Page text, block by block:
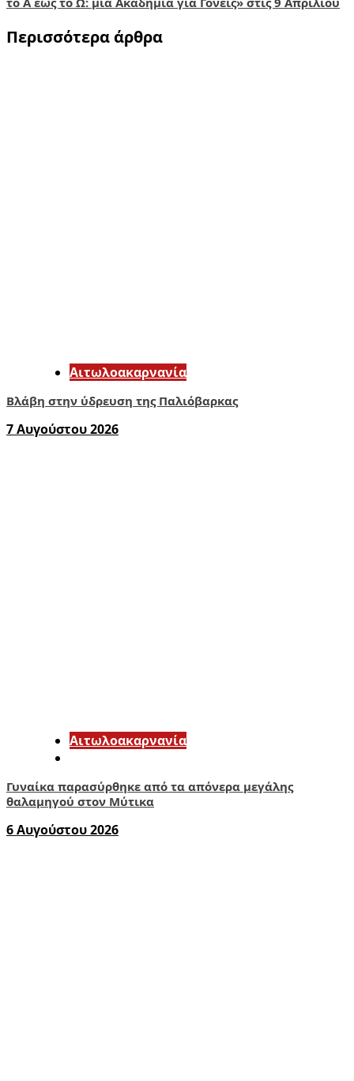
Περισσότερα άρθρα
Αιτωλοακαρνανία
Βλάβη στην ύδρευση της Παλιόβαρκας
7 Αυγούστου 2026
Αιτωλοακαρνανία
Γυναίκα παρασύρθηκε από τα απόνερα μεγάλης
θαλαμηγού στον Μύτικα
6 Αυγούστου 2026